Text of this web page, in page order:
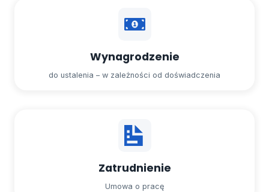
Wynagrodzenie
do ustalenia – w zależności od doświadczenia
Zatrudnienie
Umowa o pracę